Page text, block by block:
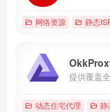
网络资源 静态
动态住宅代理 静